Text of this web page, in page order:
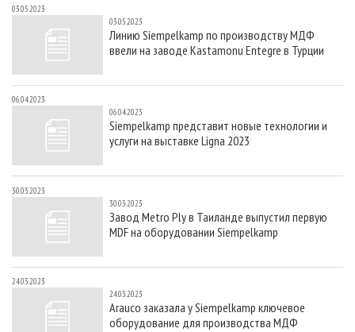
03.05.2023
03.05.2023
Линию Siempelkamp по производству МДФ
ввели на заводе Kastamonu Entegre в Турции
06.04.2023
06.04.2023
Siempelkamp представит новые технологии и
услуги на выставке Ligna 2023
30.03.2023
30.03.2023
Завод Metro Ply в Таиланде выпустил первую
MDF на оборудовании Siempelkamp
24.03.2023
24.03.2023
Arauco заказала у Siempelkamp ключевое
оборудование для производства МДФ